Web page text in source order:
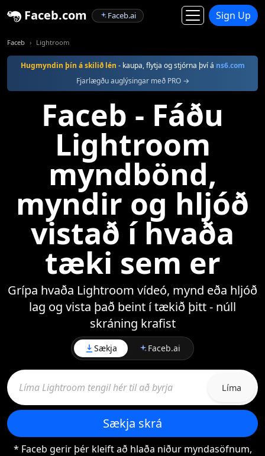
Faceb.com Faceb.ai Sign Up
Faceb Lightroom
Hugmyndin þín á skilið lén - kaupa, flytja og stjórna því á ns6.com
Fjarlægðu auglýsingar með PRO →
Faceb - Fáðu
Lightroom
myndbönd,
myndir og hljóð
vistað í hvaða
tæki sem er
Grípa hvaða Lightroom vídeó, mynd eða hljóð
lag og vista það beint í tækið þitt - núll
skráning krafist
Sækja Faceb.ai
Líma
Sækja skrá
* Faceb gerir þér kleift að hlaða niður myndasöfnum,